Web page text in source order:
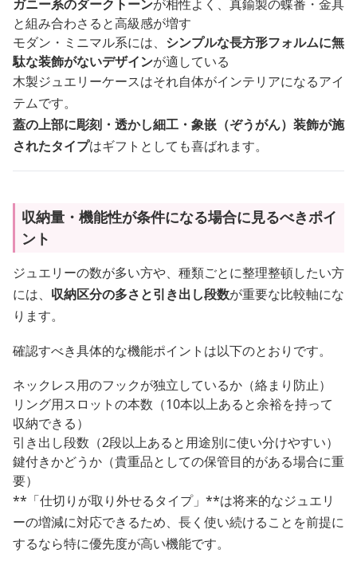
ガニー系のダークトーンが相性よく、真鍮製の蝶番・金具
と組み合わさると高級感が増す
モダン・ミニマル系には、 シンプルな長方形フォルムに無
駄な装飾がないデザインが適している
木製ジュエリーケースはそれ自体がインテリアになるアイ
テムです。
蓋の上部に彫刻・透かし細工・象嵌（ぞうがん）装飾が施
されたタイプはギフトとしても喜ばれます。
収納量・機能性が条件になる場合に見るべきポイ
ント
ジュエリーの数が多い方や、種類ごとに整理整頓したい方
には、 収納区分の多さと引き出し段数が重要な比較軸にな
ります。
確認すべき具体的な機能ポイントは以下のとおりです。
ネックレス用のフックが独立しているか（絡まり防止）
リング用スロットの本数（10本以上あると余裕を持って
収納できる）
引き出し段数（2段以上あると用途別に使い分けやすい）
鍵付きかどうか（貴重品としての保管目的がある場合に重
要）
**「仕切りが取り外せるタイプ」**は将来的なジュエリ
ーの増減に対応できるため、長く使い続けることを前提に
するなら特に優先度が高い機能です。